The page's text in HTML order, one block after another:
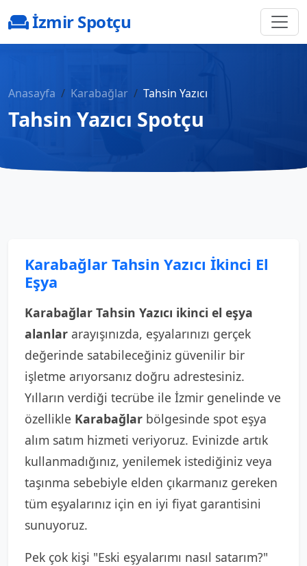
İzmir Spotçu
Anasayfa Karabağlar Tahsin Yazıcı
Tahsin Yazıcı Spotçu
Karabağlar Tahsin Yazıcı İkinci El
Eşya
Karabağlar Tahsin Yazıcı ikinci el eşya
alanlar arayışınızda, eşyalarınızı gerçek
değerinde satabileceğiniz güvenilir bir
işletme arıyorsanız doğru adrestesiniz.
Yılların verdiği tecrübe ile İzmir genelinde ve
özellikle Karabağlar bölgesinde spot eşya
alım satım hizmeti veriyoruz. Evinizde artık
kullanmadığınız, yenilemek istediğiniz veya
taşınma sebebiyle elden çıkarmanız gereken
tüm eşyalarınız için en iyi fiyat garantisini
sunuyoruz.
Pek çok kişi "Eski eşyalarımı nasıl satarım?"